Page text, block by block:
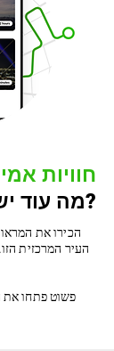
.חוויות
מה עוד יש שם?
הכירו את
העיר המרכזית
פשוט פתחו את